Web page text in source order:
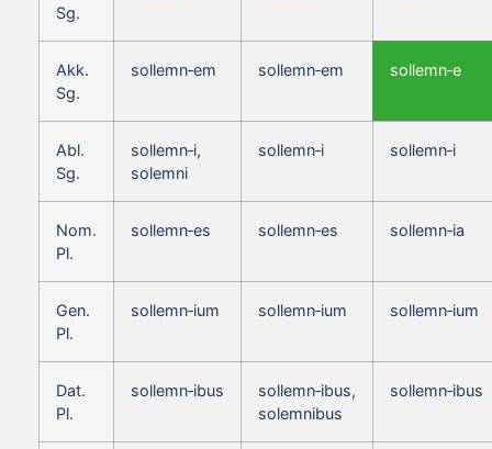
Sg.
Akk.
Sg.
sollemn‑em sollemn‑em sollemn‑e
Abl.
Sg.
sollemn‑i,
solemni
sollemn‑i sollemn‑i
Nom.
Pl.
sollemn‑es sollemn‑es sollemn‑ia
Gen.
Pl.
sollemn‑ium sollemn‑ium sollemn‑ium
Dat.
Pl.
sollemn‑ibus
sollemn‑ibus,
solemnibus
sollemn‑ibus